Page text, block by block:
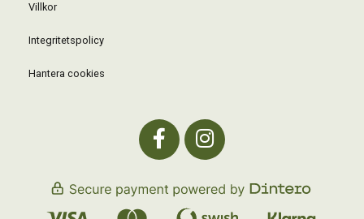
Villkor
Integritetspolicy
Hantera cookies